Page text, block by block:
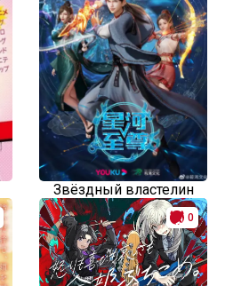
Звёздный властелин
0